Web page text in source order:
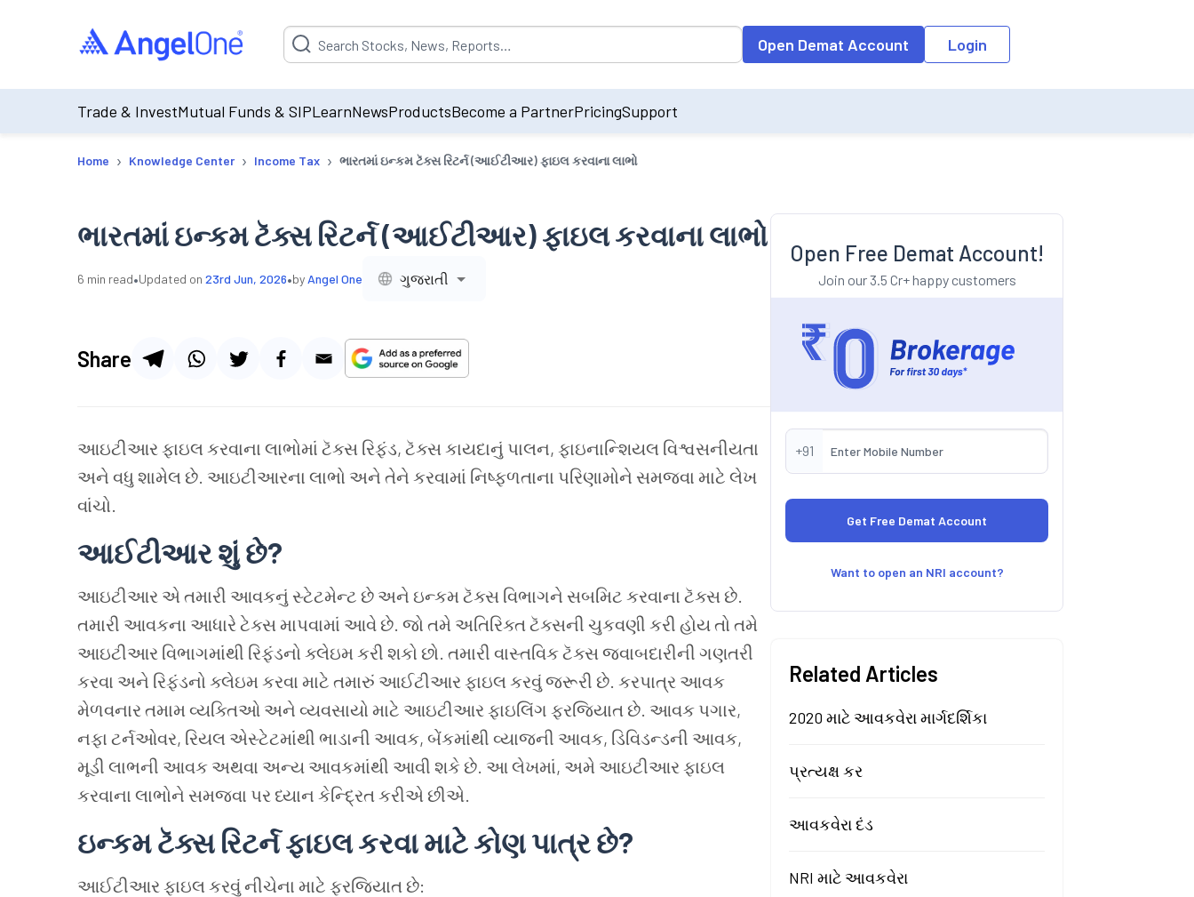
Suggestion will be populated by default on accessing the input field. On entering data into the input field, the suggestion list will be updated as per the
Open Demat Account Login
Trade & InvestMutual Funds & SIPLearnNewsProductsBecome a PartnerPricingSupport
Home › Knowledge Center › Income Tax › ભારતમાં ઇન્કમ ટૅક્સ રિટર્ન (આઈટીઆર) ફાઇલ કરવાના લાભો
ભારતમાં ઇન્કમ ટૅક્સ રિટર્ન (આઈટીઆર) ફાઇલ કરવાના લાભો
6 min read•Updated on 23rd Jun, 2026•by Angel One ગુજરાતી
Share
આઇટીઆરફાઇલકરવાના લાભોમાં ટૅક્સ રિફંડ, ટૅક્સકાયદાનું પાલન, ફાઇનાન્શિયલ વિશ્વસનીયતા
અને વધુ શામેલ છે. આઇટીઆરના લાભો અને તેને કરવામાં નિષ્ફળતાના પરિણામોને સમજવા માટે લેખ
વાંચો.
આઈટીઆરશુંછે?
આઇટીઆર એતમારી આવકનું સ્ટેટમેન્ટ છે અને ઇન્કમટૅક્સ વિભાગને સબમિટ કરવાના ટૅક્સ છે.
તમારી આવકના આધારેટેક્સમાપવામાં આવે છે. જો તમે અતિરિક્તટૅક્સની ચુકવણી કરી હોયતો તમે
આઇટીઆર વિભાગમાંથી રિફંડનો ક્લેઇમકરી શકો છો. તમારી વાસ્તવિકટૅક્સજવાબદારીની ગણતરી
કરવા અને રિફંડનો ક્લેઇમકરવા માટે તમારું આઈટીઆરફાઇલકરવુંજરૂરી છે. કરપાત્ર આવક
મેળવનારતમામવ્યક્તિઓ અને વ્યવસાયો માટે આઇટીઆરફાઇલિંગ ફરજિયાત છે. આવક પગાર,
નફા ટર્નઓવર, રિયલ એસ્ટેટમાંથી ભાડાની આવક, બેંકમાંથી વ્યાજની આવક, ડિવિડન્ડની આવક,
મૂડી લાભની આવક અથવા અન્ય આવકમાંથી આવી શકે છે. આલેખમાં, અમે આઇટીઆરફાઇલ
કરવાના લાભોને સમજવા પરધ્યાન કેન્દ્રિતકરીએ છીએ.
ઇન્કમટૅક્સ રિટર્નફાઇલકરવામાટેકોણપાત્રછે?
આઈટીઆરફાઇલકરવુંનીચેના માટે ફરજિયાત છે:
Open Free Demat Account!
Join our 3.5 Cr+ happy customers
+91
Want to open an NRI account?
Related Articles
2020 માટે આવકવેરા માર્ગદર્શિકા
પ્રત્યક્ષ કર
આવકવેરા દંડ
NRI માટે આવકવેરા